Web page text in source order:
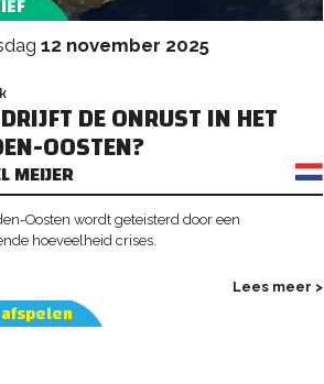
12 november 2025
DE ONRUST IN HET
OOSTEN?
MEIJER
Oosten wordt geteisterd door een
hoeveelheid crises.
Lees meer >